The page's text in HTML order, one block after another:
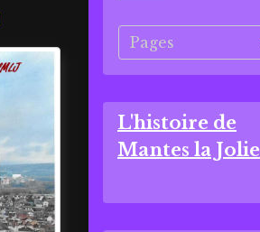
L'histoire de
Mantes la Jolie